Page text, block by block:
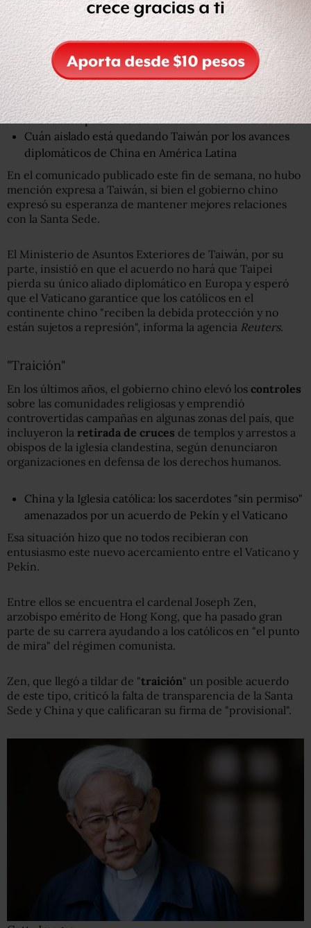
El régimen comunista no establece relaciones con
ningún otro país que las mantenga con Taipei, por lo que
el Vaticano tendría queromper su alianzacon la isla si
quiere abrirla con Pekín, como han hecho diversos países
en los últimos años.
El Salvador y Taiwán rompen relaciones diplomáticas
mientras el país centroamericano se acerca a China
Cuán aislado está quedando Taiwán por los avances
diplomáticos de China en América Latina
En el comunicado publicado este fin de semana, no hubo
mención expresa a Taiwán, si bien el gobierno chino
expresó su esperanza de mantener mejores relaciones
con la Santa Sede.
El Ministerio de Asuntos Exteriores de Taiwán, por su
parte, insistió en que el acuerdo no hará que Taipei
pierda su único aliado diplomático en Europa y esperó
que el Vaticano garantice que los católicos en el
continente chino "reciben la debida protección y no
están sujetos a represión", informa la agencia Reuters.
"Traición"
En los últimos años, el gobierno chino elevó los controles
sobre las comunidades religiosas y emprendió
controvertidas campañas en algunas zonas del país, que
incluyeron la retirada de cruces de templos y arrestos a
obispos de la iglesia clandestina, según denunciaron
organizaciones en defensa de los derechos humanos.
China y la Iglesia católica: los sacerdotes "sin permiso"
amenazados por un acuerdo de Pekín y el Vaticano
Esa situación hizo que no todos recibieran con
entusiasmo este nuevo acercamiento entre el Vaticano y
Pekín.
Entre ellos se encuentra el cardenal Joseph Zen,
arzobispo emérito de Hong Kong, que ha pasado gran
parte de su carrera ayudando a los católicos en "el punto
de mira" del régimen comunista.
Zen, que llegó a tildar de "traición" un posible acuerdo
de este tipo, criticó la falta de transparencia de la Santa
Sede y China y que calificaran su firma de "provisional".